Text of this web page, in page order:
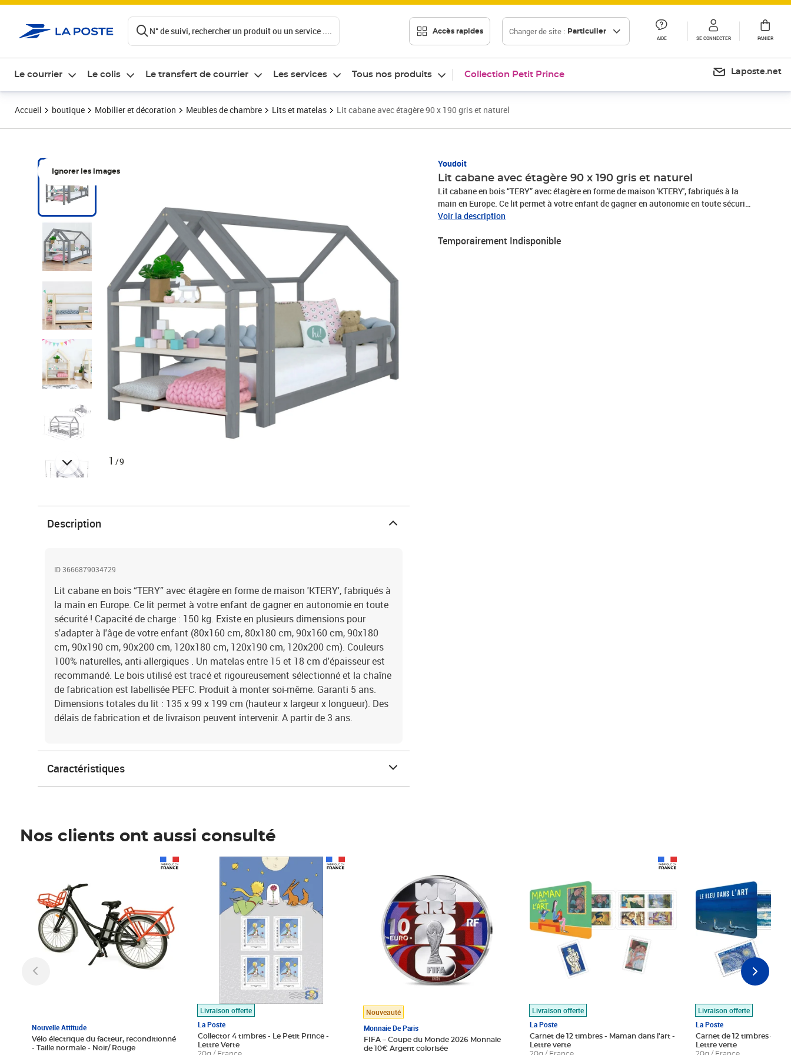
N° de suivi, rechercher un produit ou un service .... Accès rapides Changer de site : Particulier
AIDE SE CONNECTER PANIER
Le courrier Le colis Le transfert de courrier Les services Tous nos produits Collection Petit Prince Laposte.net
Accueil boutique Mobilier et décoration Meubles de chambre Lits et matelas Lit cabane avec étagère 90 x 190 gris et naturel
Ignorer les images
1 /9
Youdoit
Lit cabane avec étagère 90 x 190 gris et naturel
Lit cabane en bois “TERY” avec étagère en forme de maison 'KTERY', fabriqués à la
main en Europe. Ce lit permet à votre enfant de gagner en autonomie en toute sécurité
! Capacité de charge : 150 kg. Existe en plusieurs dimensions pour s'adapter à l'âge de
120x180 cm, 120x190 cm, 120x200 cm). Couleurs 100% naturelles, anti-allergiques .
Voir la description
Temporairement Indisponible
Description
ID 3666879034729
Lit cabane en bois “TERY” avec étagère en forme de maison 'KTERY', fabriqués à
la main en Europe. Ce lit permet à votre enfant de gagner en autonomie en toute
sécurité ! Capacité de charge : 150 kg. Existe en plusieurs dimensions pour
s'adapter à l'âge de votre enfant (80x160 cm, 80x180 cm, 90x160 cm, 90x180
cm, 90x190 cm, 90x200 cm, 120x180 cm, 120x190 cm, 120x200 cm). Couleurs
100% naturelles, anti-allergiques . Un matelas entre 15 et 18 cm d'épaisseur est
recommandé. Le bois utilisé est tracé et rigoureusement sélectionné et la chaîne
de fabrication est labellisée PEFC. Produit à monter soi-même. Garanti 5 ans.
Dimensions totales du lit : 135 x 99 x 199 cm (hauteur x largeur x longueur). Des
délais de fabrication et de livraison peuvent intervenir. A partir de 3 ans.
Caractéristiques
Nos clients ont aussi consulté
Nouvelle Attitude
Vélo électrique du facteur, reconditionné
- Taille normale - Noir/ Rouge
Livraison offerte
La Poste
Collector 4 timbres - Le Petit Prince -
Lettre Verte
Prix 7,50€
Nouveauté
Monnaie De Paris
FIFA – Coupe du Monde 2026 Monnaie
de 10€ Argent colorisée
Livraison offerte
La Poste
Carnet de 12 timbres - Maman dans l'art -
Lettre verte
Livraison offerte
La Poste
Carnet de 12 timbres - Le
Lettre verte